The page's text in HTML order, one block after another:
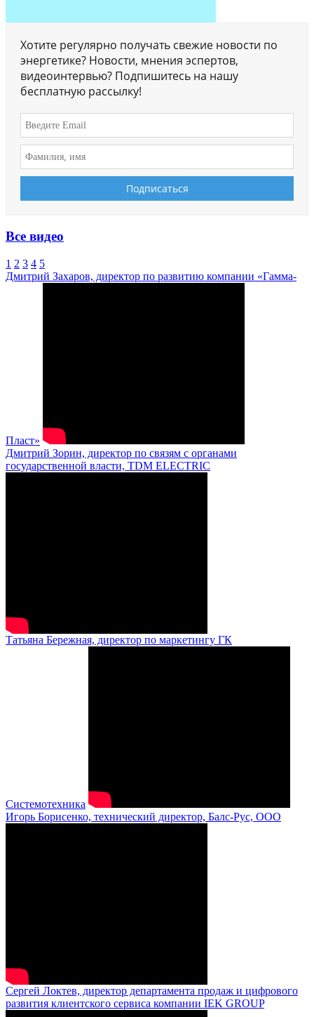
Хотите регулярно получать свежие новости по
энергетике? Новости, мнения эспертов,
видеоинтервью? Подпишитесь на нашу
бесплатную рассылку!
Все видео
1 2 3 4 5
Дмитрий Захаров, директор по развитию компании «Гамма-
Пласт»
Дмитрий Зорин, директор по связям с органами
государственной власти, TDM ELECTRIC
Татьяна Бережная, директор по маркетингу ГК
Системотехника
Игорь Борисенко, технический директор, Балс-Рус, ООО
Сергей Локтев, директор департамента продаж и цифрового
развития клиентского сервиса компании IEK GROUP